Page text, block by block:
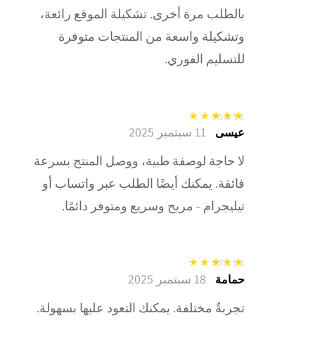
بالطلب مرة أخرى. تشكيلة الموقع رائعة،
وتشكيلة واسعة من المنتجات متوفرة
للتسليم الفوري.
تم التقييم من عيسى 11 سبتمبر 2025
لا حاجة لوصفة طبية، ووصل المنتج بسرعة
فائقة. يمكنك أيضًا الطلب عبر واتساب أو
تيليجرام - مريح وسريع ومتوفر دائمًا.
تم التقييم 5من حمامة 18 سبتمبر 2025
تجربةٌ مختلفة. يمكنك التعود عليها بسهولة.